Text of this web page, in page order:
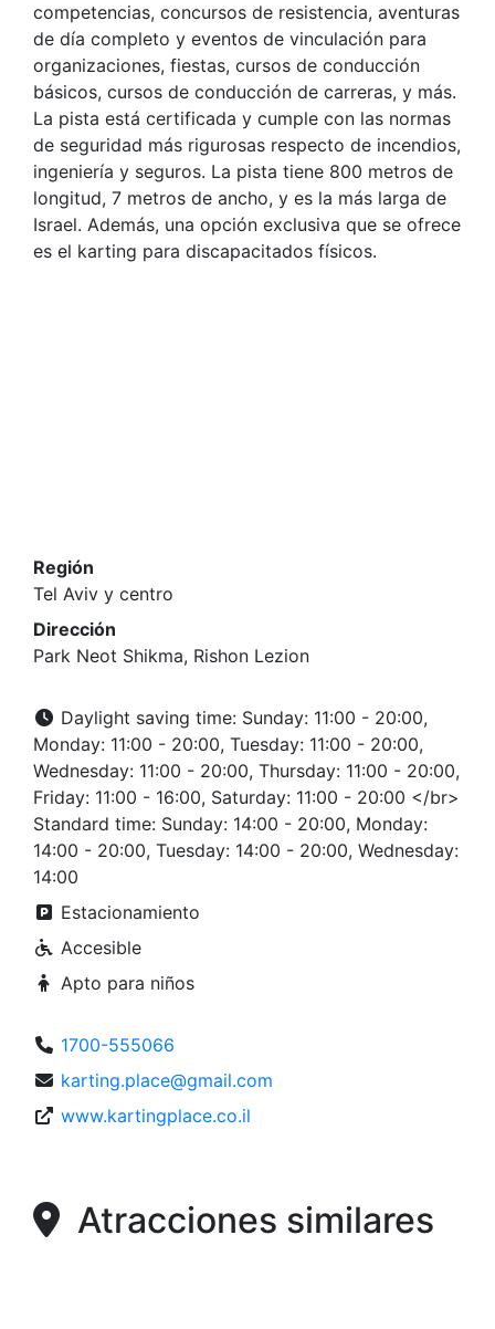
competencias, concursos de resistencia, aventuras
de día completo y eventos de vinculación para
organizaciones, fiestas, cursos de conducción
básicos, cursos de conducción de carreras, y más.
La pista está certificada y cumple con las normas
de seguridad más rigurosas respecto de incendios,
ingeniería y seguros. La pista tiene 800 metros de
longitud, 7 metros de ancho, y es la más larga de
Israel. Además, una opción exclusiva que se ofrece
es el karting para discapacitados físicos.
Región
Tel Aviv y centro
Dirección
Park Neot Shikma, Rishon Lezion
Daylight saving time: Sunday: 11:00 - 20:00,
Monday: 11:00 - 20:00, Tuesday: 11:00 - 20:00,
Wednesday: 11:00 - 20:00, Thursday: 11:00 - 20:00,
Friday: 11:00 - 16:00, Saturday: 11:00 - 20:00 </br>
Standard time: Sunday: 14:00 - 20:00, Monday:
14:00 - 20:00, Tuesday: 14:00 - 20:00, Wednesday:
14:00
Estacionamiento
Accesible
Apto para niños
1700-555066
karting.place@gmail.com
www.kartingplace.co.il
Atracciones similares